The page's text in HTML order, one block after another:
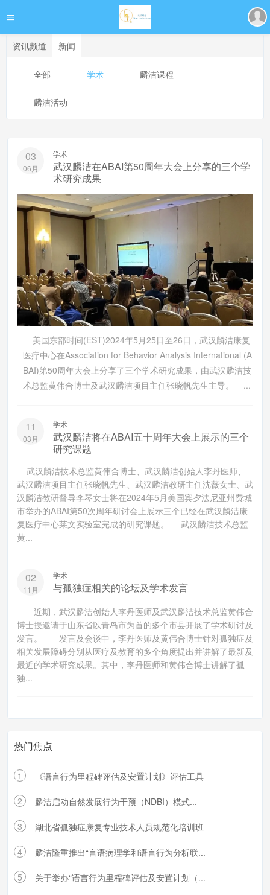
资讯频道 新闻
全部 学术 麟洁课程
麟洁活动
03
06月
学术
武汉麟洁在ABAI第50周年大会上分享的三个学
术研究成果
美国东部时间(EST)2024年5月25日至26日，武汉麟洁康复
医疗中心在Association for Behavior Analysis International (A
BAI)第50周年大会上分享了三个学术研究成果，由武汉麟洁技
术总监黄伟合博士及武汉麟洁项目主任张晓帆先生主导。 ...
11
03月
学术
武汉麟洁将在ABAI五十周年大会上展示的三个
研究课题
武汉麟洁技术总监黄伟合博士、武汉麟洁创始人李丹医师、
武汉麟洁项目主任张晓帆先生、武汉麟洁教研主任沈薇女士、武
汉麟洁教研督导李琴女士将在2024年5月美国宾夕法尼亚州费城
市举办的ABAI第50次周年研讨会上展示三个已经在武汉麟洁康
复医疗中心莱文实验室完成的研究课题。 武汉麟洁技术总监
黄...
02
11月
学术
与孤独症相关的论坛及学术发言
近期，武汉麟洁创始人李丹医师及武汉麟洁技术总监黄伟合
博士授邀请于山东省以青岛市为首的多个市县开展了学术研讨及
发言。 发言及会谈中，李丹医师及黄伟合博士针对孤独症及
相关发展障碍分别从医疗及教育的多个角度提出并讲解了最新及
最近的学术研究成果。其中，李丹医师和黄伟合博士讲解了孤
独...
热门焦点
1 《语言行为里程碑评估及安置计划》评估工具
2 麟洁启动自然发展行为干预（NDBI）模式...
3 湖北省孤独症康复专业技术人员规范化培训班
4 麟洁隆重推出“言语病理学和语言行为分析联...
5 关于举办“语言行为里程碑评估及安置计划（...